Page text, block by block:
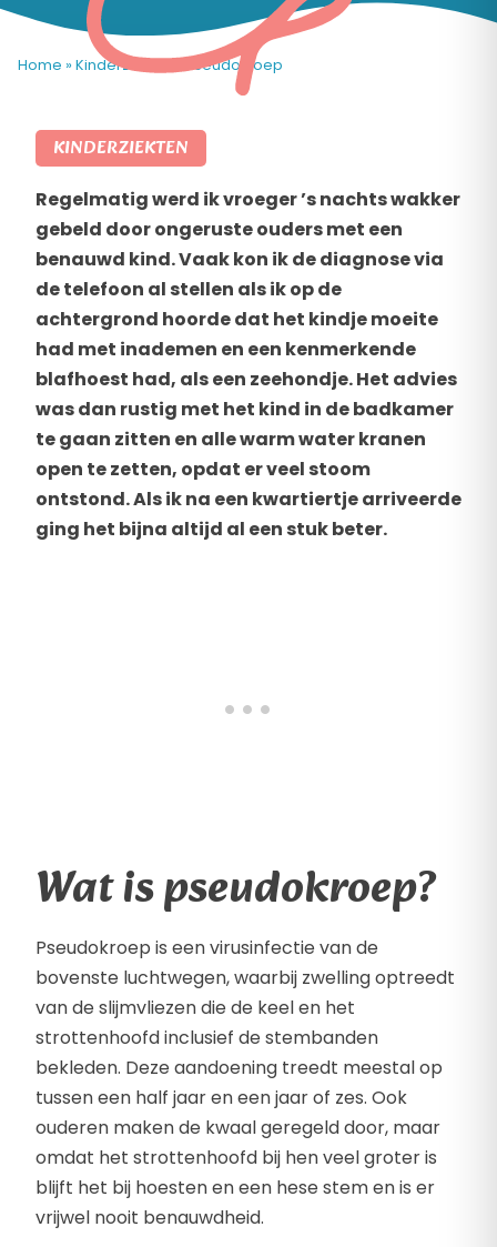
Home » Kinderziekten Pseudokroep
KINDERZIEKTEN
Regelmatig werd ik vroeger ’s nachts wakker
gebeld door ongeruste ouders met een
benauwd kind. Vaak kon ik de diagnose via
de telefoon al stellen als ik op de
achtergrond hoorde dat het kindje moeite
had met inademen en een kenmerkende
blafhoest had, als een zeehondje. Het advies
was dan rustig met het kind in de badkamer
te gaan zitten en alle warm water kranen
open te zetten, opdat er veel stoom
ontstond. Als ik na een kwartiertje arriveerde
ging het bijna altijd al een stuk beter.
Wat is pseudokroep?
Pseudokroep is een virusinfectie van de
bovenste luchtwegen, waarbij zwelling optreedt
van de slijmvliezen die de keel en het
strottenhoofd inclusief de stembanden
bekleden. Deze aandoening treedt meestal op
tussen een half jaar en een jaar of zes. Ook
ouderen maken de kwaal geregeld door, maar
omdat het strottenhoofd bij hen veel groter is
blijft het bij hoesten en een hese stem en is er
vrijwel nooit benauwdheid.